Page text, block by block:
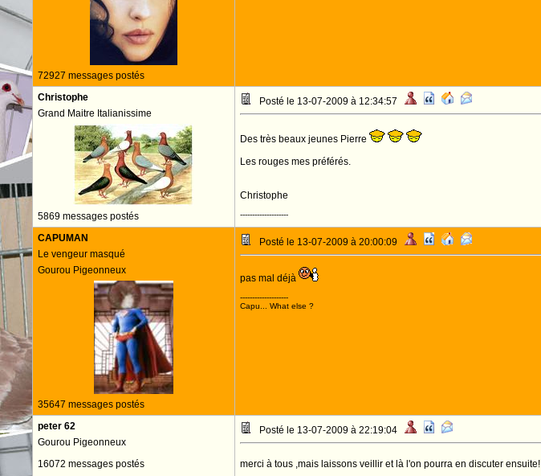
72927 messages postés
Christophe
Grand Maitre Italianissime
5869 messages postés
Posté le 13-07-2009 à 12:34:57
Des très beaux jeunes Pierre
Les rouges mes préférés.
Christophe
--------------------
CAPUMAN
Le vengeur masqué
Gourou Pigeonneux
35647 messages postés
Posté le 13-07-2009 à 20:00:09
pas mal déjà
--------------------
Capu... What else ?
peter 62
Gourou Pigeonneux
16072 messages postés
Posté le 13-07-2009 à 22:19:04
merci à tous ,mais laissons veillir et là l'on pourra en discuter ensuite!